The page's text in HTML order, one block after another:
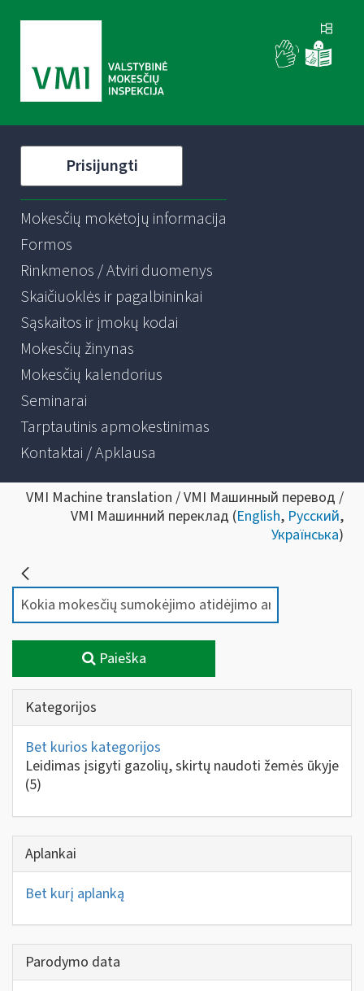
Prisijungti
Mokesčių mokėtojų informacija
Formos
Rinkmenos / Atviri duomenys
Skaičiuoklės ir pagalbininkai
Sąskaitos ir įmokų kodai
Mokesčių žinynas
Mokesčių kalendorius
Seminarai
Tarptautinis apmokestinimas
Kontaktai / Apklausa
VMI Machine translation / VMI Машинный перевод /
VMI Машинний переклад (English, Русский,
Українська)
Paieška
Kategorijos
Bet kurios kategorijos
Leidimas įsigyti gazolių, skirtų naudoti žemės ūkyje
(5)
Aplankai
Bet kurį aplanką
Parodymo data